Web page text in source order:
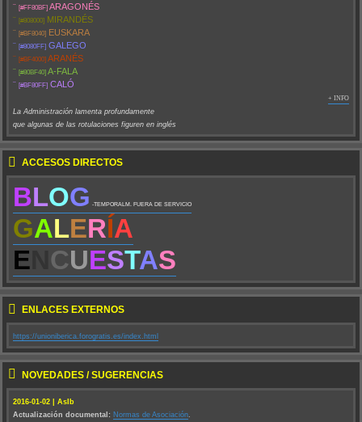
¨ [#FF80BF] ARAGONÉS
¨ [#808000] MIRANDÉS
¨ [#BF8040] EUSKARA
¨ [#8080FF] GALEGO
¨ [#BF4000] ARANÉS
¨ [#80BF40] A-FALA
¨ [#BF80FF] CALÓ
+ INFO
La Administración lamenta profundamente
que algunas de las rotulaciones figuren en inglés
ACCESOS DIRECTOS
BLOG -TEMPORALM. FUERA DE SERVICIO
GALERÍA
E
CUESTAS
ENLACES EXTERNOS
https://unioniberica.forogratis.es/index.html
NOVEDADES / SUGERENCIAS
2016-01-02 | AsIb
Actualización documental: Normas de Asociación.